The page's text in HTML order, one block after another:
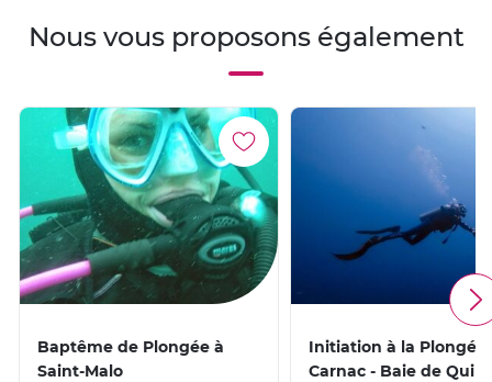
Nous vous proposons également
Baptême de Plongée à
Saint-Malo
Initiation à la Plongée
Carnac - Baie de